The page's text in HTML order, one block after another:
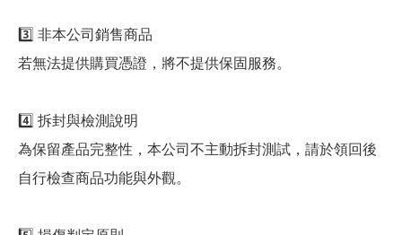
3️⃣ 非本公司銷售商品
若無法提供購買憑證，將不提供保固服務。
4️⃣ 拆封與檢測說明
為保留產品完整性，本公司不主動拆封測試，請於領回後
自行檢查商品功能與外觀。